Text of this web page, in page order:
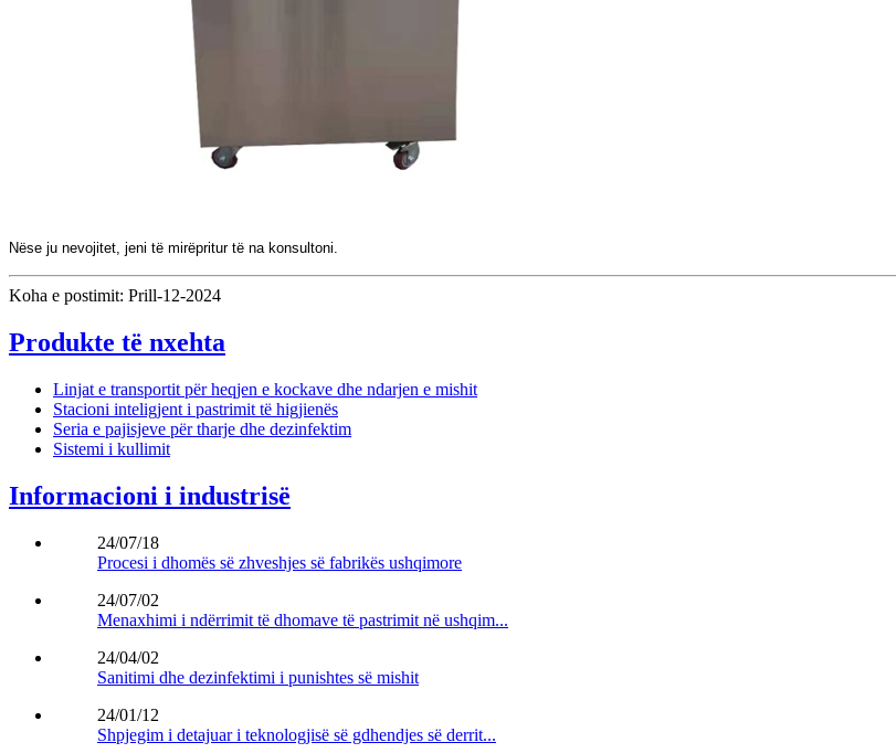
Nëse ju nevojitet, jeni të mirëpritur të na konsultoni.
Koha e postimit: Prill-12-2024
Produkte të nxehta
Linjat e transportit për heqjen e kockave dhe ndarjen e mishit
Stacioni inteligjent i pastrimit të higjienës
Seria e pajisjeve për tharje dhe dezinfektim
Sistemi i kullimit
Informacioni i industrisë
24/07/18
Procesi i dhomës së zhveshjes së fabrikës ushqimore
24/07/02
Menaxhimi i ndërrimit të dhomave të pastrimit në ushqim...
24/04/02
Sanitimi dhe dezinfektimi i punishtes së mishit
24/01/12
Shpjegim i detajuar i teknologjisë së gdhendjes së derrit...